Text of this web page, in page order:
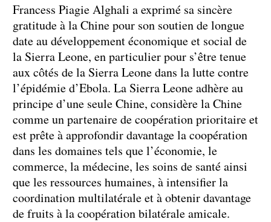
Francess Piagie Alghali a exprimé sa sincère
gratitude à la Chine pour son soutien de longue
date au développement économique et social de
la Sierra Leone, en particulier pour s’être tenue
aux côtés de la Sierra Leone dans la lutte contre
l’épidémie d’Ebola. La Sierra Leone adhère au
principe d’une seule Chine, considère la Chine
comme un partenaire de coopération prioritaire et
est prête à approfondir davantage la coopération
dans les domaines tels que l’économie, le
commerce, la médecine, les soins de santé ainsi
que les ressources humaines, à intensifier la
coordination multilatérale et à obtenir davantage
de fruits à la coopération bilatérale amicale.